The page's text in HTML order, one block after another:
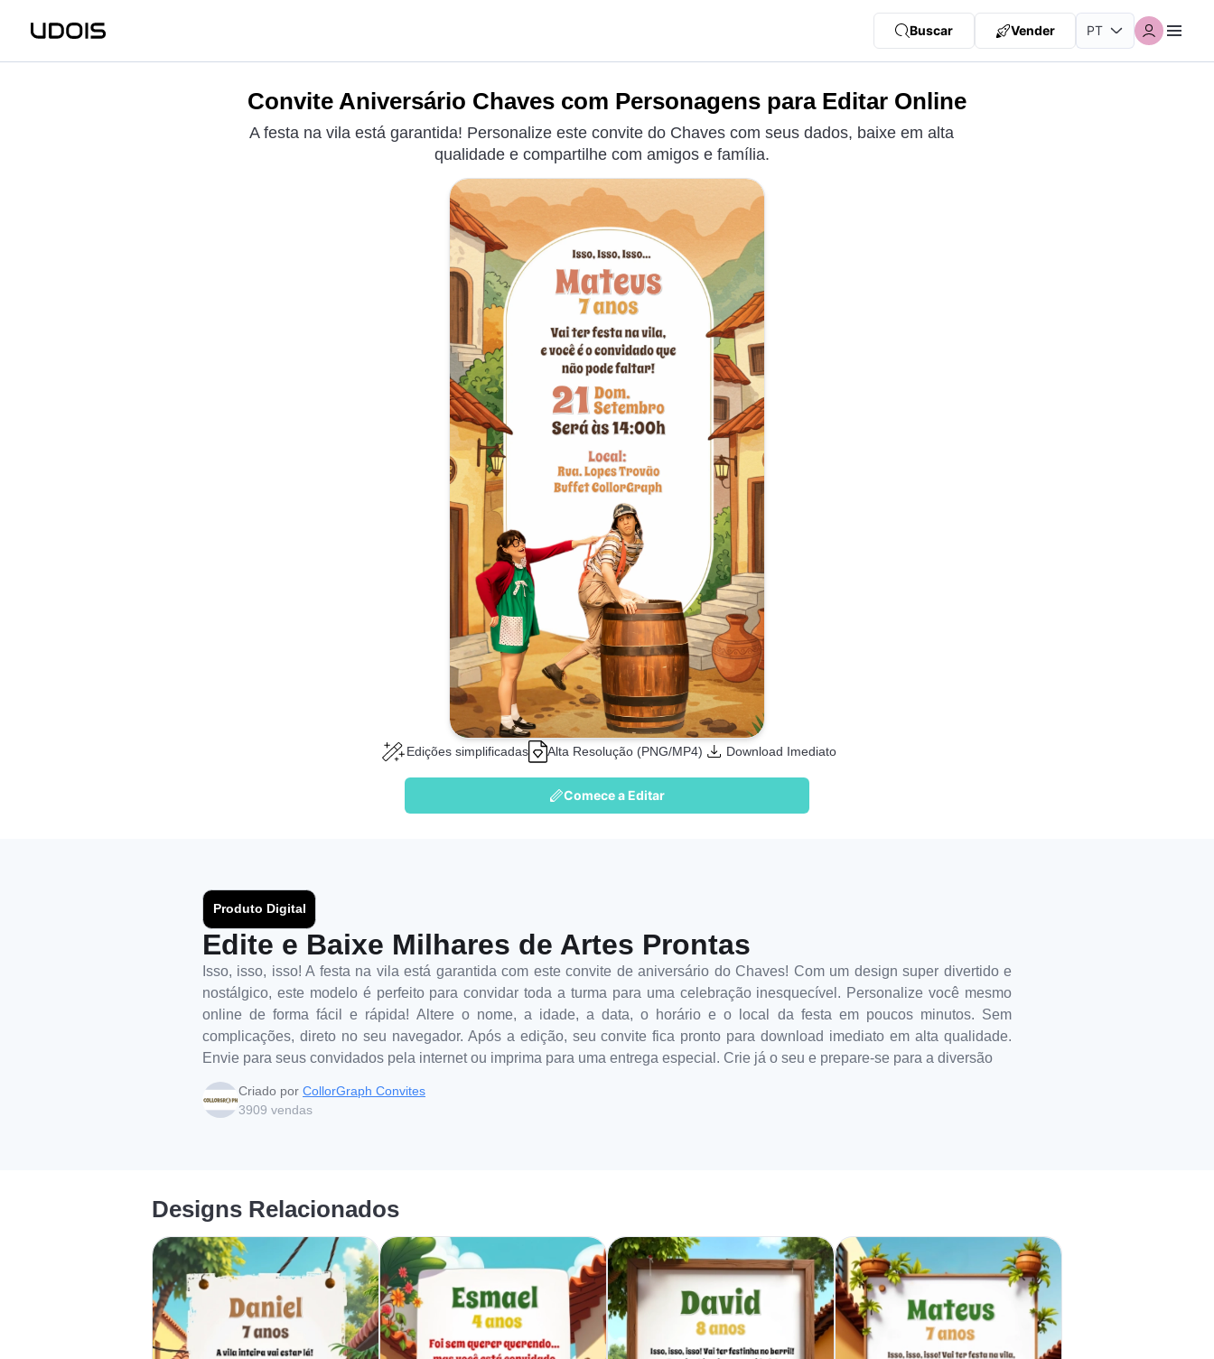
Buscar Vender
Convite Aniversário Chaves com Personagens para Editar Online
A festa na vila está garantida! Personalize este convite do Chaves com seus dados, baixe em alta
qualidade e compartilhe com amigos e família.
Edições simplificadas Alta Resolução (PNG/MP4) Download Imediato
Comece a Editar
Produto Digital
Edite e Baixe Milhares de Artes Prontas
Isso, isso, isso! A festa na vila está garantida com este convite de aniversário do Chaves! Com um design super divertido e
nostálgico, este modelo é perfeito para convidar toda a turma para uma celebração inesquecível. Personalize você mesmo
online de forma fácil e rápida! Altere o nome, a idade, a data, o horário e o local da festa em poucos minutos. Sem
complicações, direto no seu navegador. Após a edição, seu convite fica pronto para download imediato em alta qualidade.
Envie para seus convidados pela internet ou imprima para uma entrega especial. Crie já o seu e prepare-se para a diversão
Criado por CollorGraph Convites
3909 vendas
Designs Relacionados